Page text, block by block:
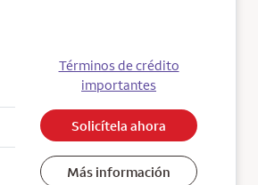
Términos de crédito
importantes
Solicítela ahora
Más información